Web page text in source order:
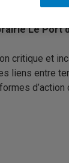
Le Port
critique et
entre